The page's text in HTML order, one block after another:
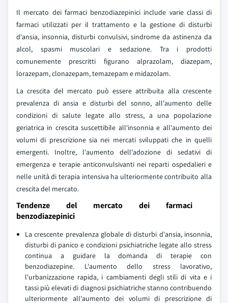
Il mercato dei farmaci benzodiazepinici include varie classi di
farmaci utilizzati per il trattamento e la gestione di disturbi
d'ansia, insonnia, disturbi convulsivi, sindrome da astinenza da
alcol, spasmi muscolari e sedazione. Tra i prodotti
comunemente prescritti figurano alprazolam, diazepam,
lorazepam, clonazepam, temazepam e midazolam.
La crescita del mercato può essere attribuita alla crescente
prevalenza di ansia e disturbi del sonno, all'aumento delle
condizioni di salute legate allo stress, a una popolazione
geriatrica in crescita suscettibile all'insonnia e all'aumento dei
volumi di prescrizione sia nei mercati sviluppati che in quelli
emergenti. Inoltre, l'aumento dell'adozione di sedativi di
emergenza e terapie anticonvulsivanti nei reparti ospedalieri e
nelle unità di terapia intensiva ha ulteriormente contribuito alla
crescita del mercato.
Tendenze del mercato dei farmaci
benzodiazepinici
La crescente prevalenza globale di disturbi d'ansia, insonnia,
disturbi di panico e condizioni psichiatriche legate allo stress
continua a guidare la domanda di terapie con
benzodiazepine. L'aumento dello stress lavorativo,
l'urbanizzazione rapida, i cambiamenti degli stili di vita e i
tassi più elevati di diagnosi psichiatriche stanno contribuendo
ulteriormente all'aumento dei volumi di prescrizione di